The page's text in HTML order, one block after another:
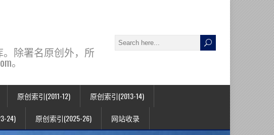
。除署名原创外，所
。
原创索引(2011-12) 原创索引(2013-14)
24) 原创索引(2025-26) 网站收录